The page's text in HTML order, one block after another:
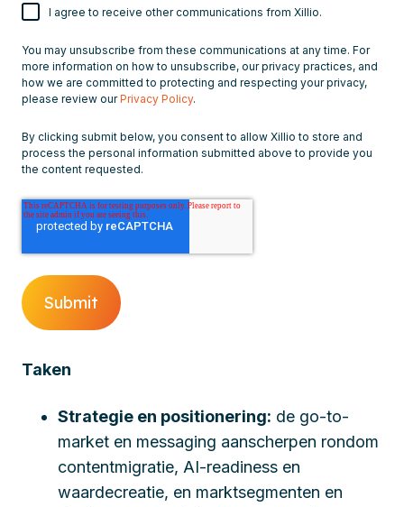
I agree to receive other communications from Xillio.
You may unsubscribe from these communications at any time. For
more information on how to unsubscribe, our privacy practices, and
how we are committed to protecting and respecting your privacy,
please review ourPrivacy Policy.
By clicking submit below, you consent to allow Xillio to store and
process the personal information submitted above to provide you
the content requested.
Taken
Strategie en positionering: de go-to-
market en messaging aanscherpen rondom
contentmigratie, AI-readiness en
waardecreatie, en marktsegmenten en